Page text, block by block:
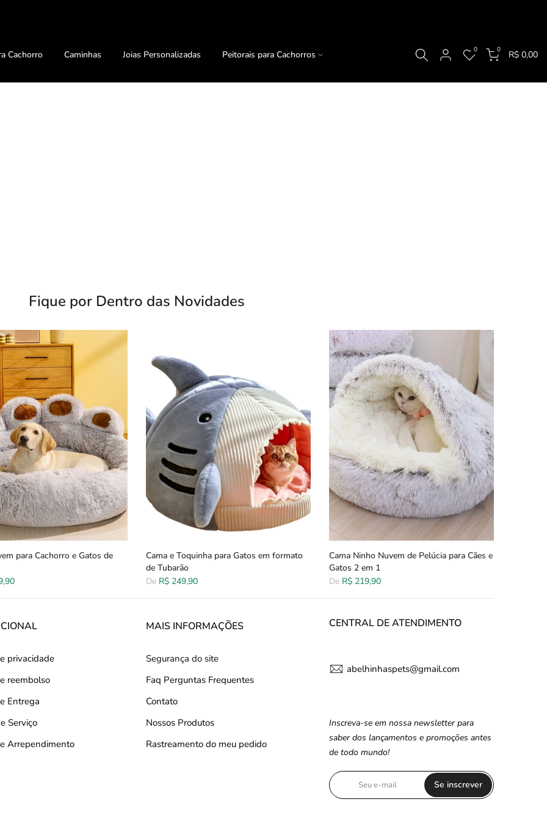
Cachorro Caminhas Joias Personalizadas Peitorais para Cachorros 0 0 R$ 0,00
Fique por Dentro das Novidades
para Cachorro e Gatos de
Cama e Toquinha para Gatos em formato
de Tubarão
De R$ 249,90
Cama Ninho Nuvem de Pelúcia para Cães e
Gatos 2 em 1
De R$ 219,90
privacidade
reembolso
Entrega
Serviço
Arrependimento
MAIS INFORMAÇÕES
Segurança do site
Faq Perguntas Frequentes
Contato
Nossos Produtos
Rastreamento do meu pedido
CENTRAL DE ATENDIMENTO
abelhinhaspets@gmail.com
Inscreva-se em nossa newsletter para
saber dos lançamentos e promoções antes
de todo mundo!
Se inscrever